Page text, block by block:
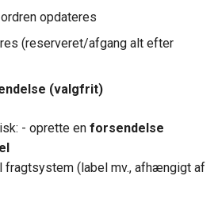
opdateres
(reserveret/afgang alt efter
(valgfrit)
- oprette en forsendelse
fragtsystem (label mv., afhængigt af